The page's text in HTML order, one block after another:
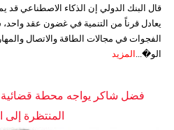
قال البنك الدولي إن الذكاء الاصطناعي قد
يعادل قرناً من التنمية في غضون عقد
الفجوات في مجالات الطاقة والاتصال
الو�... المزيد
فضل شاكر يواجه محطة قضائية
المنتظرة